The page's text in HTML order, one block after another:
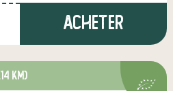
Acheter
km)